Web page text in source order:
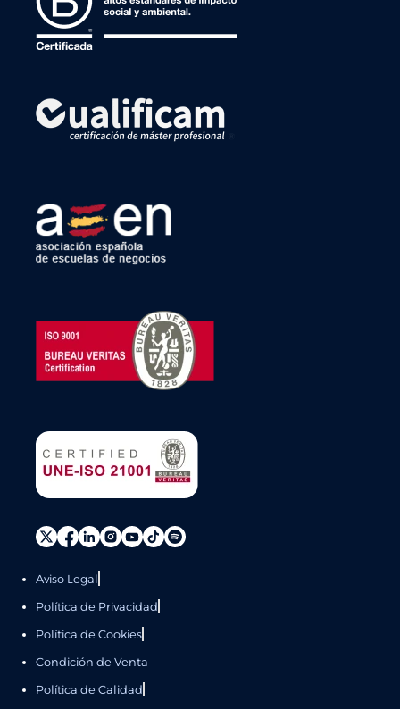
Aviso Legal
Política de Privacidad
Política de Cookies
Condición de Venta
Política de Calidad